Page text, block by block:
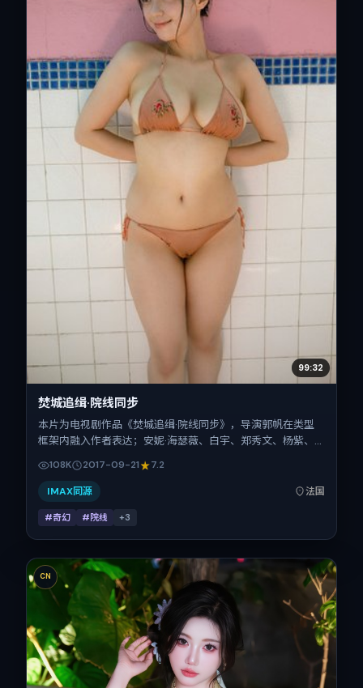
99:32
焚城追缉·院线同步
本片为电视剧作品《焚城追缉·院线同步》，导演郭帆在类型
框架内融入作者表达；安妮·海瑟薇、白宇、郑秀文、杨紫、
幻，主拍摄地与出品背景为法国。上映时间 2017年9月21日
（公映登记日 2017-09-21），全片124分钟，节奏张弛有
108K 2017-09-21 7.2
IMAX同源 法国
#奇幻 #院线 +3
CN